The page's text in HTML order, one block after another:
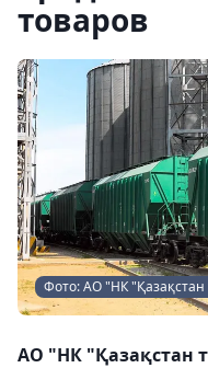
товаров
Фото: АО "НК "Қазақстан
АО "НК "Қазақстан